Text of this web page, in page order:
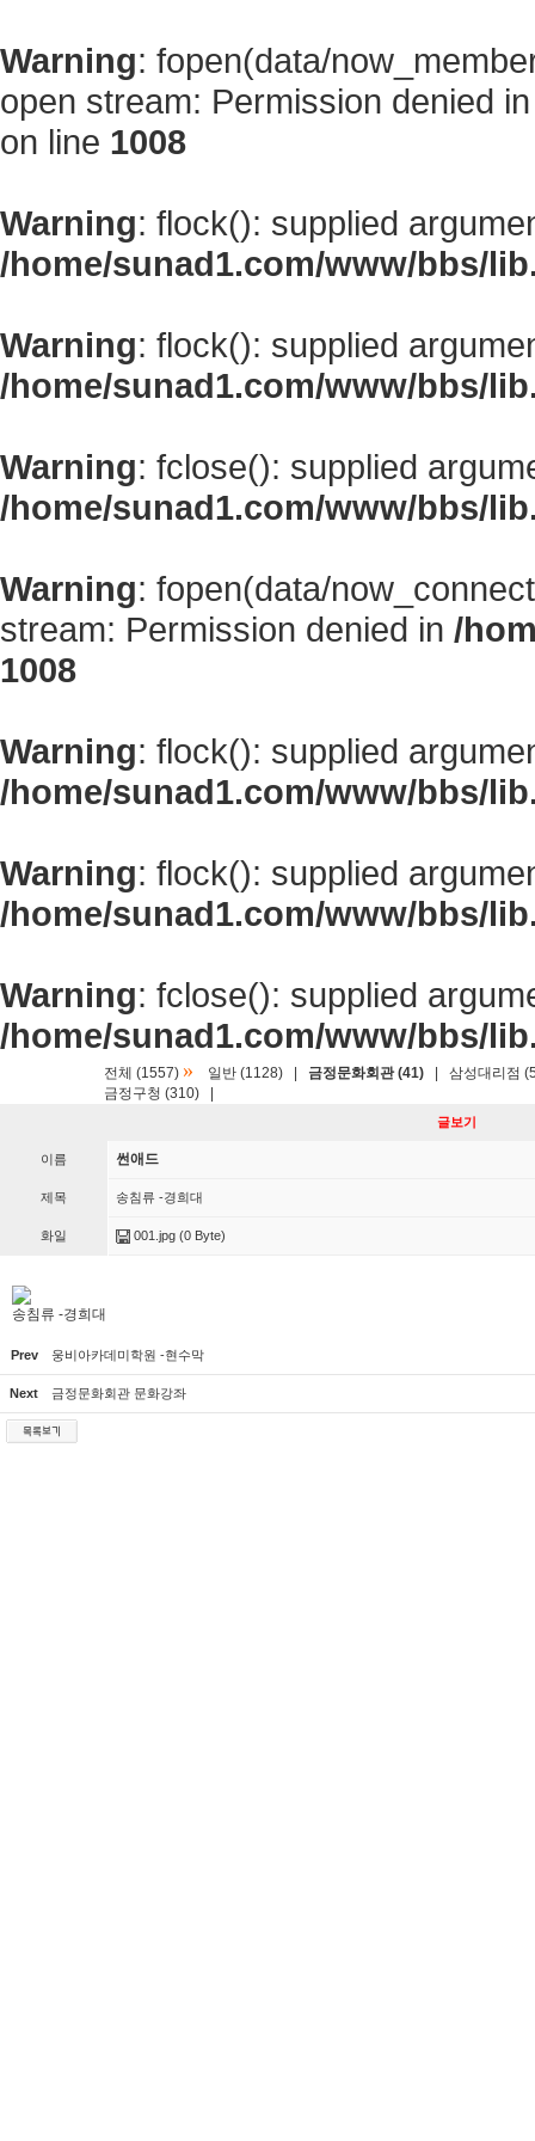
Warning: fopen(data/
open stream: Permission denied
on line 1008
Warning: flock(): supplied
/home/sunad1.com/www/bbs/
Warning: flock(): supplied
/home/sunad1.com/www/bbs/
Warning: fclose(): supplied
/home/sunad1.com/www/bbs/
Warning: fopen(data/
stream: Permission denied in /
1008
Warning: flock(): supplied
/home/sunad1.com/www/bbs/
Warning: flock(): supplied
/home/sunad1.com/www/bbs/
Warning: fclose(): supplied
/home/sunad1.com/www/bbs/
전체 (1557) » 일반 (1128) 금정문화회관 (41)
삼성대리점
금정구청 (310)
글보기
이름 썬애드
제목 송침류 -경희대
화일 001.jpg (0 Byte)
송침류 -경희대
Prev 웅비아카데미학원 -현수막
Next 금정문화회관 문화강좌